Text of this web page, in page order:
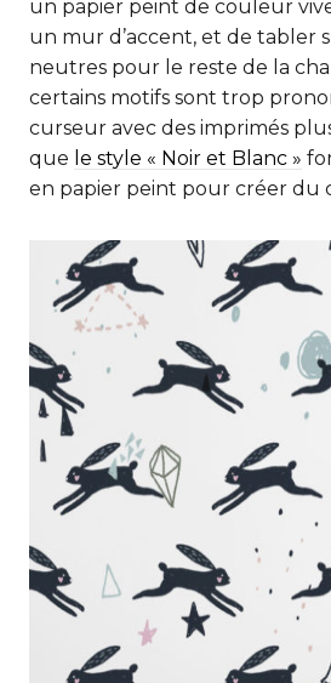
un papier peint de couleur
un mur d’accent, et de tabler
neutres pour le reste de la
certains motifs sont trop
curseur avec des imprimés
que le style « Noir et Blanc »
en papier peint pour créer du